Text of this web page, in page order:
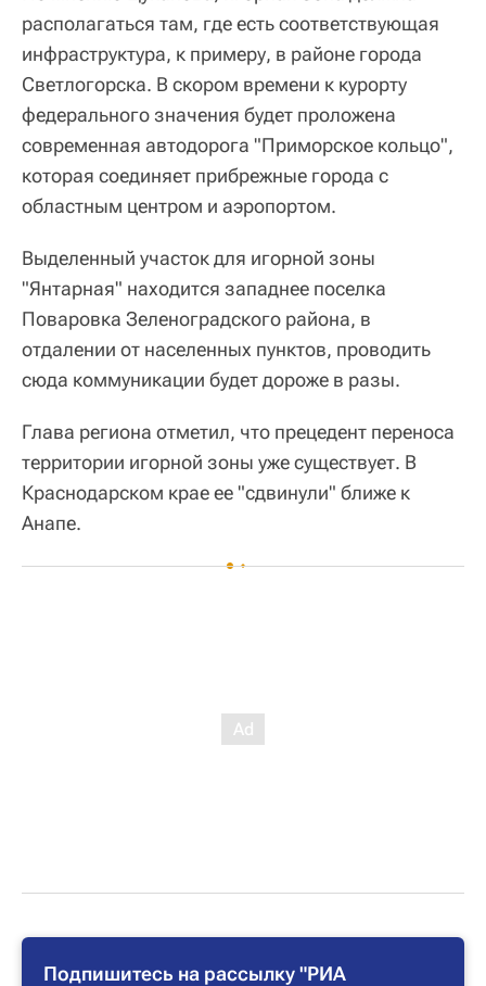
располагаться там, где есть соответствующая
инфраструктура, к примеру, в районе города
Светлогорска. В скором времени к курорту
федерального значения будет проложена
современная автодорога "Приморское кольцо",
которая соединяет прибрежные города с
областным центром и аэропортом.
Выделенный участок для игорной зоны
"Янтарная" находится западнее поселка
Поваровка Зеленоградского района, в
отдалении от населенных пунктов, проводить
сюда коммуникации будет дороже в разы.
Глава региона отметил, что прецедент переноса
территории игорной зоны уже существует. В
Краснодарском крае ее "сдвинули" ближе к
Анапе.
Подпишитесь на рассылку "РИА